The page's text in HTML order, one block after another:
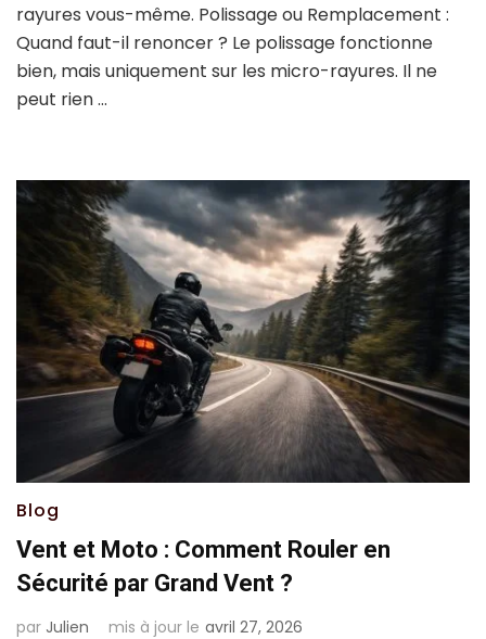
rayures vous-même. Polissage ou Remplacement :
Quand faut-il renoncer ? Le polissage fonctionne
bien, mais uniquement sur les micro-rayures. Il ne
peut rien …
Blog
Vent et Moto : Comment Rouler en
Sécurité par Grand Vent ?
par Julien mis à jour le avril 27, 2026